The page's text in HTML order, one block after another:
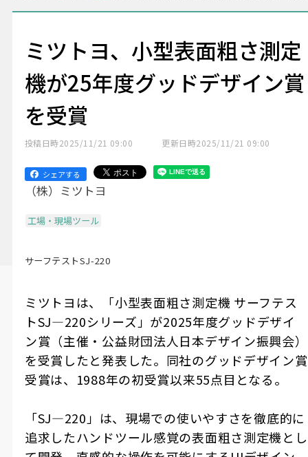
ミツトヨ、小型表面粗さ測定
機が25年度グッドデザイン賞
を受賞
投稿日時2025/11/21 09:00 更新日時2025/11/21 09:00
シェアする
（株）ミツトヨ
工場・現場ツール
サーフテストSJ-220
ミツトヨは、「小型表面粗さ測定機 サーフテス
トSJ―220シリーズ」が2025年度グッドデザイ
ン賞（主催・公益財団法人日本デザイン振興会）
を受賞したと発表した。同社のグッドデザイン賞
受賞は、 1988年の初受賞以来55点目となる。
「SJ―220 」は、現場での使いやすさを徹底的に
追求したハンドツール感覚の表面粗さ測定機とし